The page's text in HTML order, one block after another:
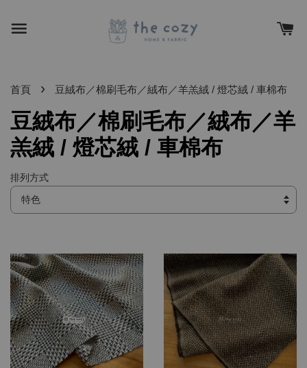
首頁 › 豆絨布／棉刷毛布／絨布／羊羔絨 / 燈芯絨 / 車棉布
豆絨布／棉刷毛布／絨布／羊
羔絨 / 燈芯絨 / 車棉布
排列方式